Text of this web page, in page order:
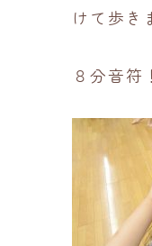
けて歩き
８分音符！